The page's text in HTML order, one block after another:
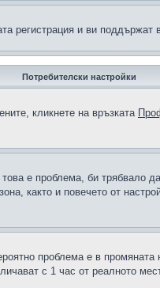
регистрация и ви поддържат
Потребителски настройки
кликнете на връзката
е проблема, би
и повечето от
проблема е в
с 1 час от реалното